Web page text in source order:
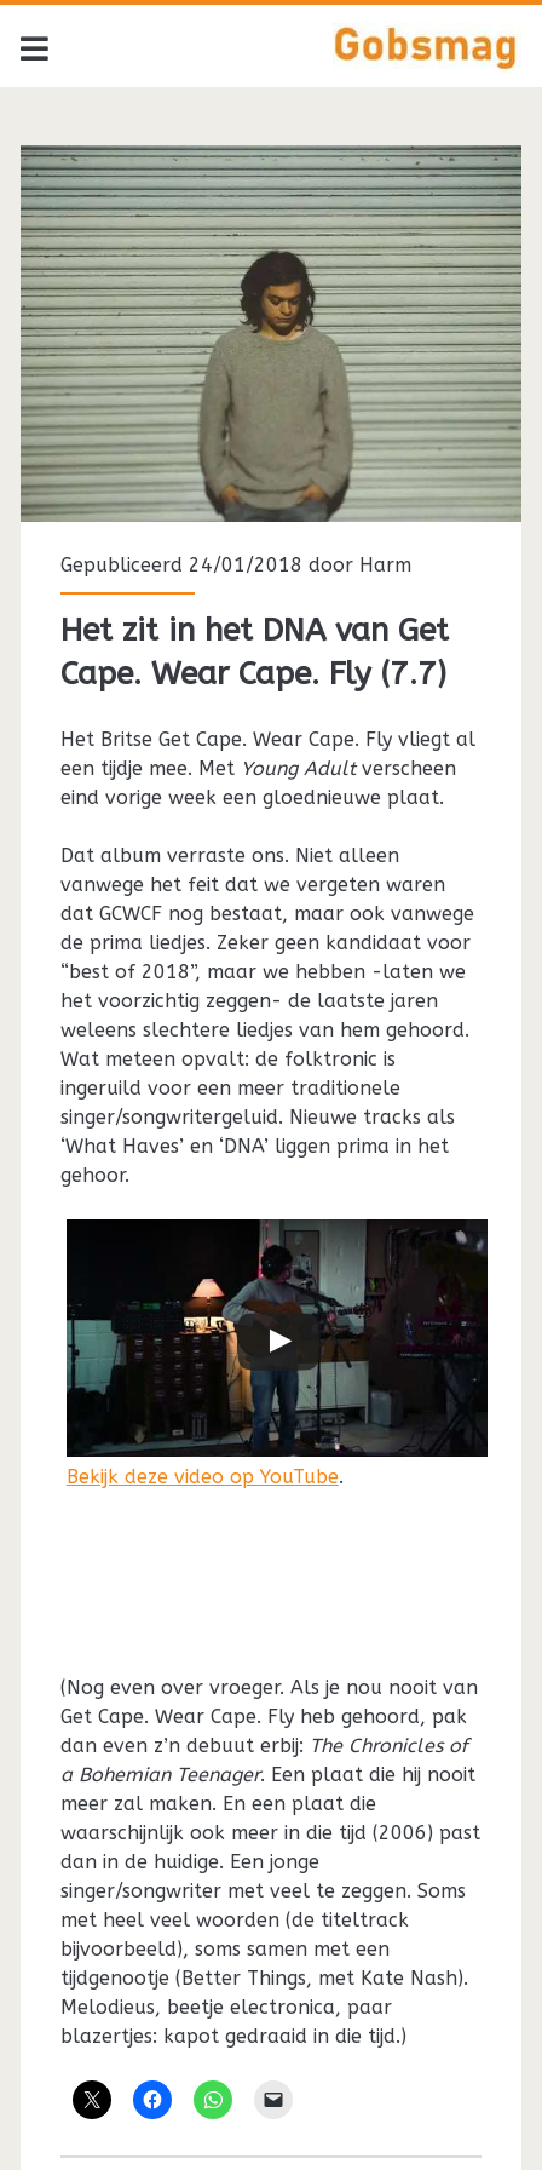
Tag:
<span>Get
Cape.
Wear
Cape.
Fly</span>
Gepubliceerd 24/01/2018 door Harm
Het zit in het DNA van Get
Cape. Wear Cape. Fly (7.7)
Het Britse Get Cape. Wear Cape. Fly vliegt al
een tijdje mee. MetYoung Adultverscheen
eind vorige week een gloednieuwe plaat.
Dat album verraste ons. Niet alleen
vanwege het feit dat we vergeten waren
dat GCWCF nog bestaat, maar ook vanwege
de prima liedjes. Zeker geen kandidaat voor
“best of 2018”, maar we hebben -laten we
het voorzichtig zeggen- de laatste jaren
weleens slechtere liedjes van hem gehoord.
Wat meteen opvalt: de folktronic is
ingeruild voor een meer traditionele
singer/songwritergeluid. Nieuwe tracks als
‘What Haves’ en ‘DNA’ liggen prima in het
gehoor.
Bekijk deze video op YouTube.
(Nog even over vroeger. Als je nou nooit van
Get Cape. Wear Cape. Fly heb gehoord, pak
dan even z’n debuut erbij: The Chronicles of
a Bohemian Teenager. Een plaat die hij nooit
meer zal maken. En een plaat die
waarschijnlijk ook meer in die tijd (2006) past
dan in de huidige. Een jonge
singer/songwriter met veel te zeggen. Soms
met heel veel woorden (de titeltrack
bijvoorbeeld), soms samen met een
tijdgenootje (Better Things, met Kate Nash).
Melodieus, beetje electronica, paar
blazertjes: kapot gedraaid in die tijd.)